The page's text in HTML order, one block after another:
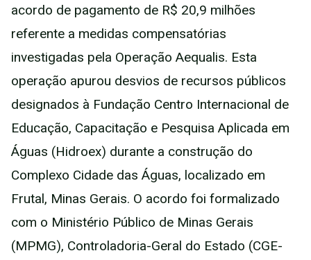
acordo de pagamento de R$ 20,9 milhões
referente a medidas compensatórias
investigadas pela Operação Aequalis. Esta
operação apurou desvios de recursos públicos
designados à Fundação Centro Internacional de
Educação, Capacitação e Pesquisa Aplicada em
Águas (Hidroex) durante a construção do
Complexo Cidade das Águas, localizado em
Frutal, Minas Gerais. O acordo foi formalizado
com o Ministério Público de Minas Gerais
(MPMG), Controladoria-Geral do Estado (CGE-